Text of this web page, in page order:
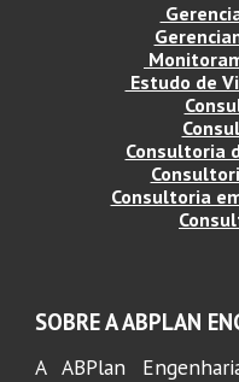
Estudo de
Consultoria
Consultoria
SOBRE A ABPLAN
A ABPlan